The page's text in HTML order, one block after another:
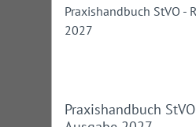
Praxishandbuch